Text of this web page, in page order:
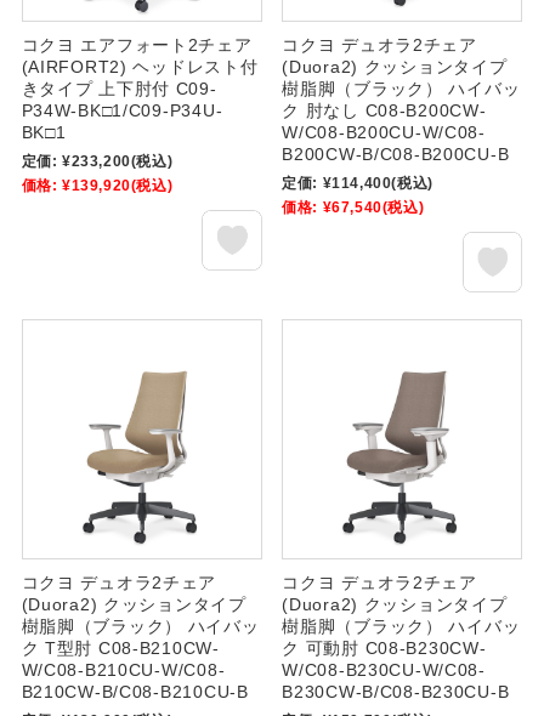
コクヨ エアフォート2チェア
(AIRFORT2) ヘッドレスト付
きタイプ 上下肘付 C09-
P34W-BK□1/C09-P34U-
BK□1
定価: ¥233,200(税込)
価格: ¥139,920(税込)
コクヨ デュオラ2チェア
(Duora2) クッションタイプ
樹脂脚（ブラック） ハイバッ
ク 肘なし C08-B200CW-
W/C08-B200CU-W/C08-
B200CW-B/C08-B200CU-B
定価: ¥114,400(税込)
価格: ¥67,540(税込)
コクヨ デュオラ2チェア
(Duora2) クッションタイプ
樹脂脚（ブラック） ハイバッ
ク T型肘 C08-B210CW-
W/C08-B210CU-W/C08-
B210CW-B/C08-B210CU-B
コクヨ デュオラ2チェア
(Duora2) クッションタイプ
樹脂脚（ブラック） ハイバッ
ク 可動肘 C08-B230CW-
W/C08-B230CU-W/C08-
B230CW-B/C08-B230CU-B